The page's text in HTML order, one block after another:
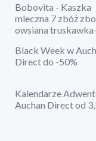
Bobovita - Kaszka
mleczna 7 zbóż
owsiana
Black Week w
Direct do -50%
Kalendarze
Auchan Direct od